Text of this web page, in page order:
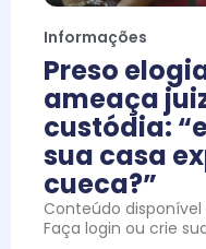
Informações
Preso
ameaça
custódia:
sua casa
cueca?”
Conteúdo disponível
Faça login ou crie